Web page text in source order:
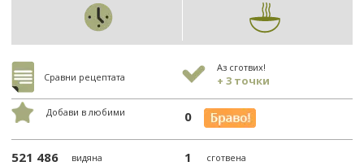
Сравни рецептата
Аз сготвих!
+ 3 точки
Добави в любими 0
521 486 видяна 1 сготвена